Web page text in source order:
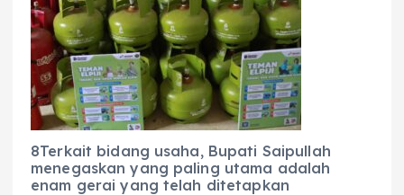
8Terkait bidang usaha, Bupati Saipullah
menegaskan yang paling utama adalah
enam gerai yang telah ditetapkan